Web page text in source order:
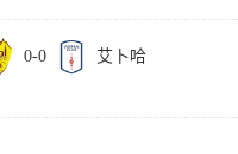
0-0
艾卜哈